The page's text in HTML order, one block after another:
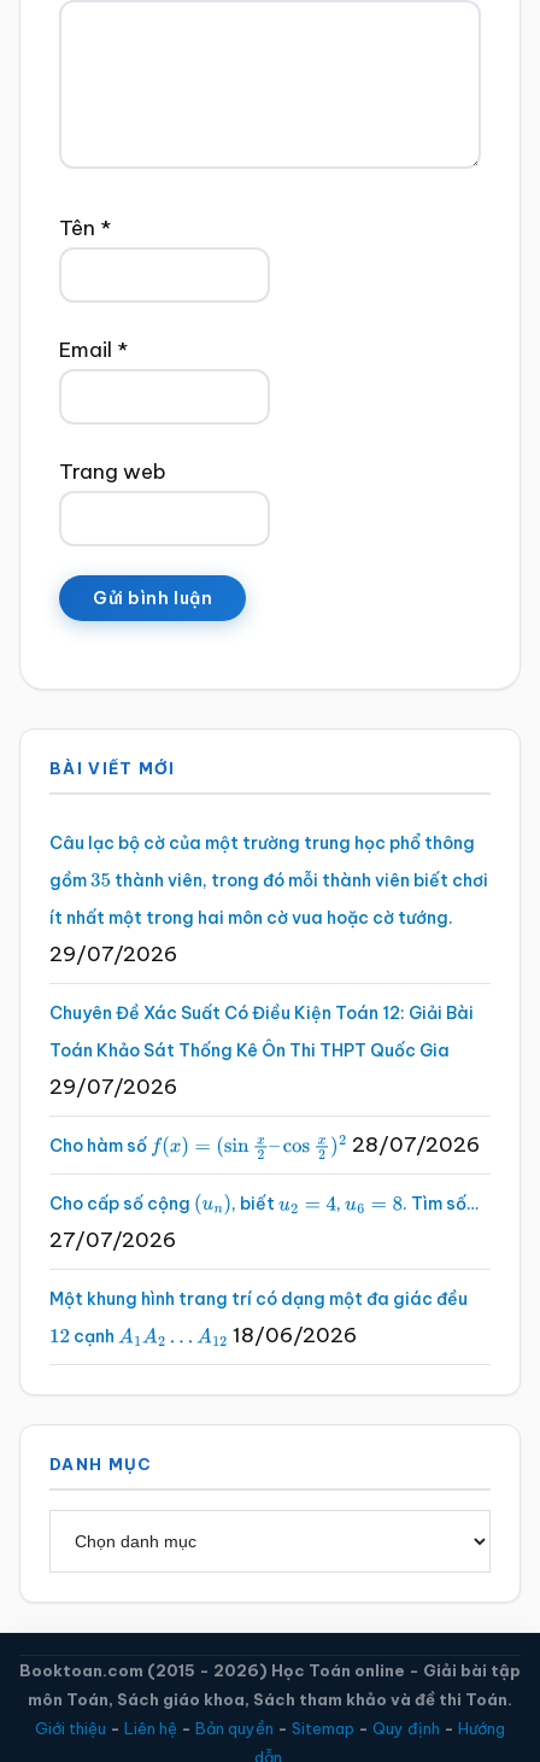
Tên *
Email *
Trang web
Sidebar
chính
BÀI VIẾT MỚI
Câu lạc bộ cờ của một trường trung học phổ thông
gồm35 thành viên, trong đó mỗi thành viên biết chơi
ít nhất một trong hai môn cờ vua hoặc cờ tướng.
29/07/2026
Chuyên Đề Xác Suất Có Điều Kiện Toán 12: Giải Bài
Toán Khảo Sát Thống Kê Ôn Thi THPT Quốc Gia
29/07/2026
Cho hàm số f(x)=(sinx2 –cosx2 )2 28/07/2026
Cho cấp số cộng (un), biếtu2 =4 , u6 =8 . Tìm số…
27/07/2026
Một khung hình trang trí có dạng một đa giác đều
12 cạnh A1A2…A 12 18/06/2026
DANH MỤC
Booktoan.com (2015 - 2026) Học Toán online - Giải bài tập
môn Toán, Sách giáo khoa, Sách tham khảo và đề thi Toán.
Giới thiệu - Liên hệ - Bản quyền - Sitemap - Quy định - Hướng
dẫn.